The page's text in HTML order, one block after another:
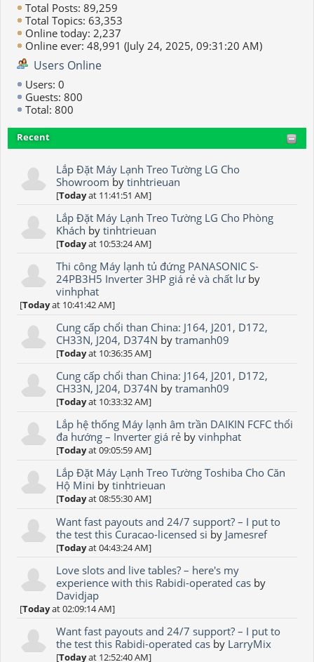
Total Posts: 89,259
Total Topics: 63,353
Online today: 2,237
Online ever: 48,991 (July 24, 2025, 09:31:20 AM)
Users Online
Users: 0
Guests: 800
Total: 800
Recent
Lắp Đặt Máy Lạnh Treo Tường LG Cho
Showroom bytinhtrieuan
[Todayat 11:41:51 AM]
Lắp Đặt Máy Lạnh Treo Tường LG Cho Phòng
Khách bytinhtrieuan
[Todayat 10:53:24 AM]
Thi công Máy lạnh tủ đứng PANASONIC S-
24PB3H5 Inverter 3HP giá rẻ và chất lưby
vinhphat
[Todayat 10:41:42 AM]
Cung cấp chổi than China: J164, J201, D172,
CH33N, J204, D374N bytramanh09
[Todayat 10:36:35 AM]
Cung cấp chổi than China: J164, J201, D172,
CH33N, J204, D374N bytramanh09
[Todayat 10:33:32 AM]
Lắp hệ thống Máy lạnh âm trần DAIKIN FCFC thổi
đa hướng – Inverter giá rẻ byvinhphat
[Todayat 09:05:59 AM]
Lắp Đặt Máy Lạnh Treo Tường Toshiba Cho Căn
Hộ Mini bytinhtrieuan
[Todayat 08:55:30 AM]
Want fast payouts and 24/7 support? – I put to
the test this Curacao-licensed si by Jamesref
[Todayat 04:43:24 AM]
Love slots and live tables? – here's my
experience with this Rabidi-operated cas by
Davidjap
[Todayat 02:09:14 AM]
Want fast payouts and 24/7 support? – I put to
the test this Rabidi-operated cas by LarryMix
[Todayat 12:52:40 AM]